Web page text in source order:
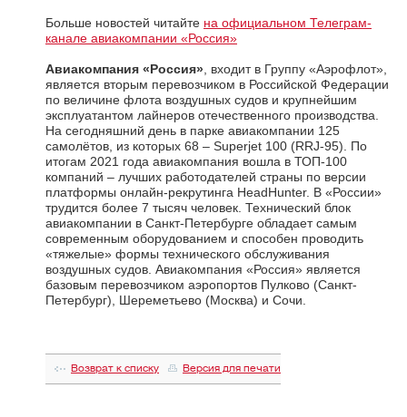
Больше новостей читайте на официальном Телеграм-
канале авиакомпании «Россия»
Авиакомпания «Россия» , входит в Группу «Аэрофлот»,
является вторым перевозчиком в Российской Федерации
по величине флота воздушных судов и крупнейшим
эксплуатантом лайнеров отечественного производства.
На сегодняшний день в парке авиакомпании 125
самолётов, из которых 68 – Superjet 100 (RRJ-95). По
итогам 2021 года авиакомпания вошла в ТОП-100
компаний – лучших работодателей страны по версии
платформы онлайн-рекрутинга HeadHunter. В «России»
трудится более 7 тысяч человек. Технический блок
авиакомпании в Санкт-Петербурге обладает самым
современным оборудованием и способен проводить
«тяжелые» формы технического обслуживания
воздушных судов. Авиакомпания «Россия» является
базовым перевозчиком аэропортов Пулково (Санкт-
Петербург), Шереметьево (Москва) и Сочи.
Возврат к списку Версия для печати